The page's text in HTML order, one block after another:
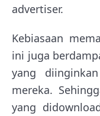
advertiser.
Kebiasaan
ini juga
yang
mereka.
yang